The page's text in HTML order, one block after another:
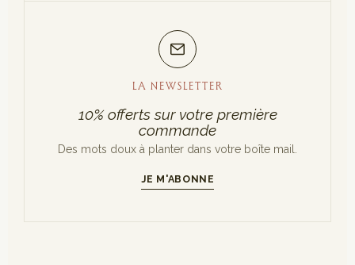
LA NEWSLETTER
10% offerts sur votre première
commande
Des mots doux à planter dans votre boîte mail.
JE M'ABONNE